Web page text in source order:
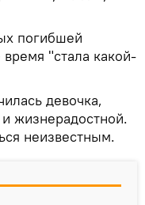
погибшей
"стала какой-
девочка,
жизнерадостной.
неизвестным.